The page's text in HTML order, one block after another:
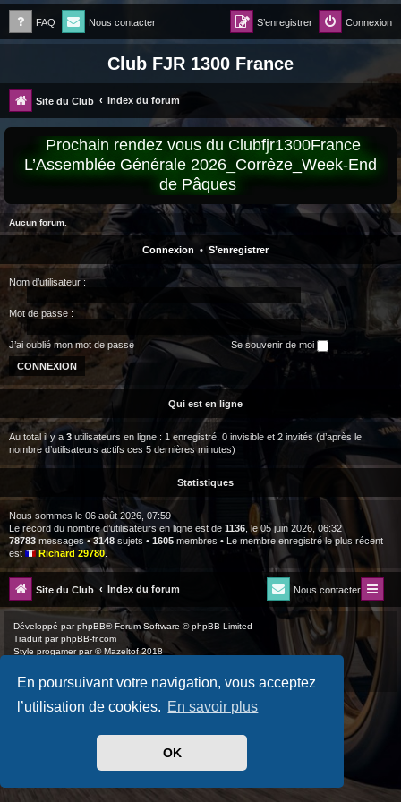
En poursuivant votre navigation, vous acceptez
l’utilisation de cookies. En savoir plus
OK
FAQ Nous contacter Connexion
S’enregistrer
Club FJR 1300 France
Site du Club Index du forum
Prochain rendez vous du Clubfjr1300France
L’Assemblée Générale 2026_Corrèze_Week-End
de Pâques
Aucun forum.
Connexion • S’enregistrer
Nom d’utilisateur :
Mot de passe :
J’ai oublié mon mot de passe Se souvenir de moi
Qui est en ligne
Au total il y a 3 utilisateurs en ligne : 1 enregistré, 0 invisible et 2 invités (d’après le
nombre d’utilisateurs actifs ces 5 dernières minutes)
Statistiques
Nous sommes le 06 août 2026, 07:59
Le record du nombre d’utilisateurs en ligne est de 1136 , le 05 juin 2026, 06:32
78783 messages •3148 sujets • 1605 membres • Le membre enregistré le plus récent
est
Richard 29780.
Site du Club Index du forum Nous contacter
Développé parphpBB® Forum Software © phpBB Limited
Traduit parphpBB-fr.com
Style progamerpar ©Mazeltof2018
Confidentialité
Conditions